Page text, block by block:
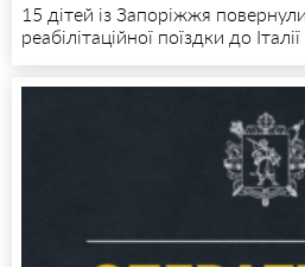
15 дітей із Запоріжжя
реабілітаційної поїздки до Італії